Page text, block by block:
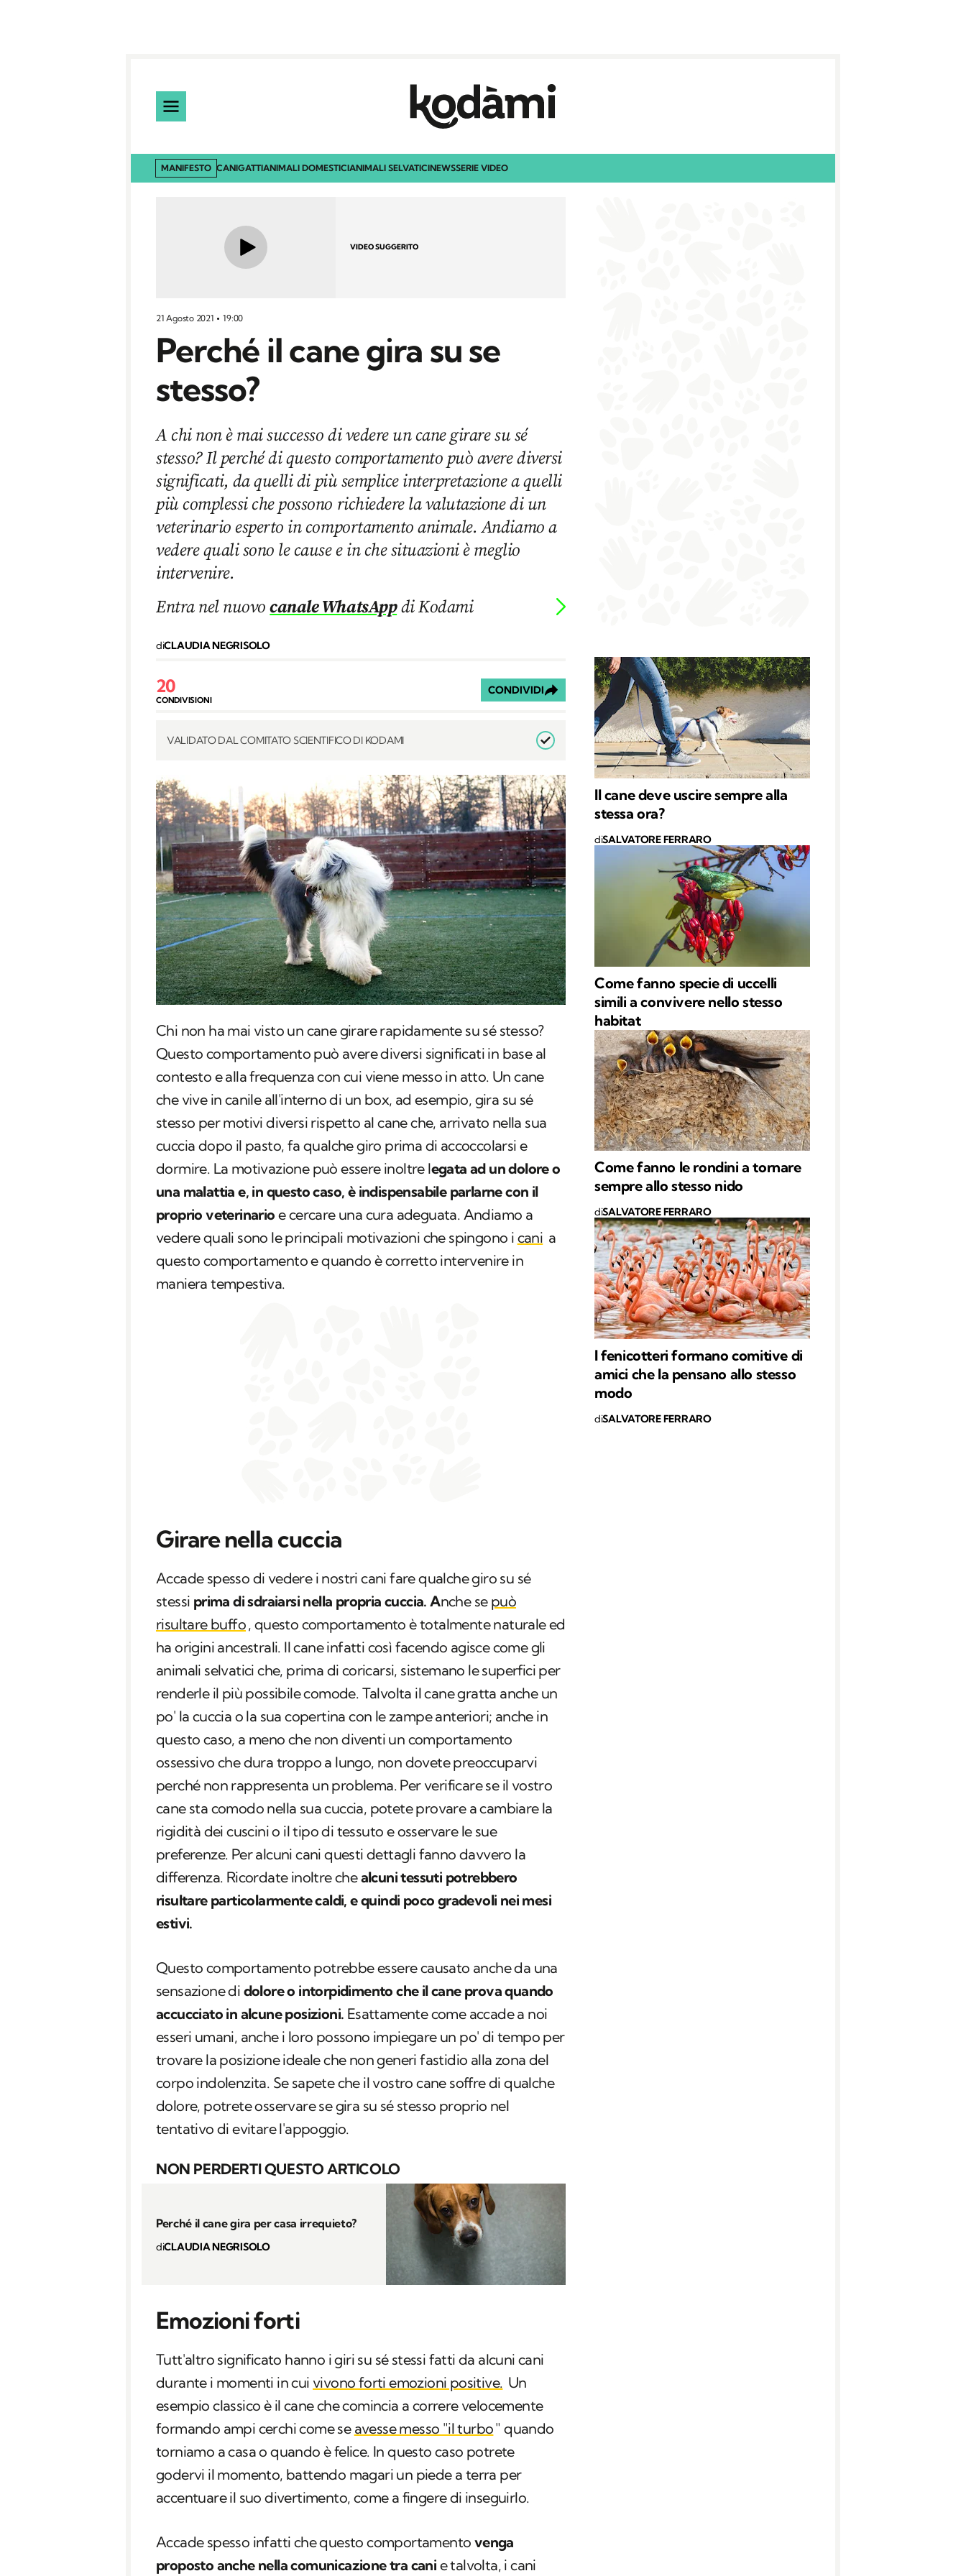
MANIFESTO CANIGATTIANIMALI DOMESTICIANIMALI SELVATICINEWSSERIE VIDEO
VIDEO SUGGERITO
21 Agosto 2021 19:00
Perché il cane gira su se
stesso?
A chi non è mai successo di vedere un cane girare su sé
stesso? Il perché di questo comportamento può avere diversi
significati, da quelli di più semplice interpretazione a quelli
più complessi che possono richiedere la valutazione di un
veterinario esperto in comportamento animale. Andiamo a
vedere quali sono le cause e in che situazioni è meglio
intervenire.
Entra nel nuovocanale WhatsAppdi Kodami
diCLAUDIA NEGRISOLO
20
CONDIVISIONI
CONDIVIDI
VALIDATO DAL COMITATO SCIENTIFICO DI KODAMI
Chi non ha mai visto un cane girare rapidamente su sé stesso?
Questo comportamento può avere diversi significati in base al
contesto e alla frequenza con cui viene messo in atto. Un cane
che vive in canile all'interno di un box, ad esempio, gira su sé
stesso per motivi diversi rispetto al cane che, arrivato nella sua
cuccia dopo il pasto, fa qualche giro prima di accoccolarsi e
dormire. La motivazione può essere inoltre legata ad un dolore o
una malattia e, in questo caso, è indispensabile parlarne con il
proprio veterinario e cercare una cura adeguata. Andiamo a
vedere quali sono le principali motivazioni che spingono i cani a
questo comportamento e quando è corretto intervenire in
maniera tempestiva.
Girare nella cuccia
Accade spesso di vedere i nostri cani fare qualche giro su sé
stessi prima di sdraiarsi nella propria cuccia. Anche se può
risultare buffo, questo comportamento è totalmente naturale ed
ha origini ancestrali. Il cane infatti così facendo agisce come gli
animali selvatici che, prima di coricarsi, sistemano le superfici per
renderle il più possibile comode. Talvolta il cane gratta anche un
po' la cuccia o la sua copertina con le zampe anteriori; anche in
questo caso, a meno che non diventi un comportamento
ossessivo che dura troppo a lungo, non dovete preoccuparvi
perché non rappresenta un problema. Per verificare se il vostro
cane sta comodo nella sua cuccia, potete provare a cambiare la
rigidità dei cuscini o il tipo di tessuto e osservare le sue
preferenze. Per alcuni cani questi dettagli fanno davvero la
differenza. Ricordate inoltre chealcuni tessuti potrebbero
risultare particolarmente caldi, e quindi poco gradevoli nei mesi
estivi.
Questo comportamento potrebbe essere causato anche da una
sensazione di dolore o intorpidimento che il cane prova quando
accucciato in alcune posizioni. Esattamente come accade a noi
esseri umani, anche i loro possono impiegare un po' di tempo per
trovare la posizione ideale che non generi fastidio alla zona del
corpo indolenzita. Se sapete che il vostro cane soffre di qualche
dolore, potrete osservare se gira su sé stesso proprio nel
tentativo di evitare l'appoggio.
NON PERDERTI QUESTO ARTICOLO
Perché il cane gira per casa irrequieto?
diCLAUDIA NEGRISOLO
Emozioni forti
Tutt'altro significato hanno i giri su sé stessi fatti da alcuni cani
durante i momenti in cui vivono forti emozioni positive. Un
esempio classico è il cane che comincia a correre velocemente
formando ampi cerchi come se avesse messo "il turbo" quando
torniamo a casa o quando è felice. In questo caso potrete
godervi il momento, battendo magari un piede a terra per
accentuare il suo divertimento, come a fingere di inseguirlo.
Accade spesso infatti che questo comportamento venga
proposto anche nella comunicazione tra cani e talvolta, i cani
Il cane deve uscire sempre alla
stessa ora?
diSALVATORE FERRARO
Come fanno specie di uccelli
simili a convivere nello stesso
habitat
Come fanno le rondini a tornare
sempre allo stesso nido
diSALVATORE FERRARO
I fenicotteri formano comitive di
amici che la pensano allo stesso
modo
diSALVATORE FERRARO